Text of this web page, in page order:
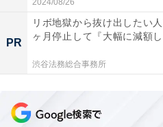
2024/08/26
PR
リボ地獄から抜け出したい
ヶ月停止して『大幅に減額
渋谷法務総合事務所